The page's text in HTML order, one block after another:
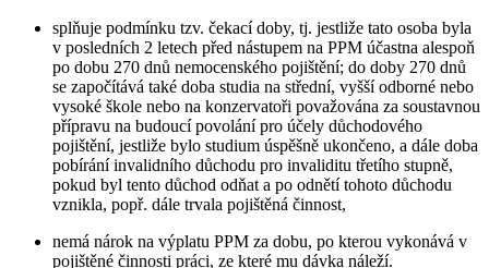
splňuje podmínku tzv. čekací doby, tj. jestliže tato osoba byla
v posledních 2 letech před nástupem na PPM účastna alespoň
po dobu 270 dnů nemocenského pojištění; do doby 270 dnů
se započítává také doba studia na střední, vyšší odborné nebo
vysoké škole nebo na konzervatoři považována za soustavnou
přípravu na budoucí povolání pro účely důchodového
pojištění, jestliže bylo studium úspěšně ukončeno, a dále doba
pobírání invalidního důchodu pro invaliditu třetího stupně,
pokud byl tento důchod odňat a po odnětí tohoto důchodu
vznikla, popř. dále trvala pojištěná činnost,
nemá nárok na výplatu PPM za dobu, po kterou vykonává v
pojištěné činnosti práci, ze které mu dávka náleží.